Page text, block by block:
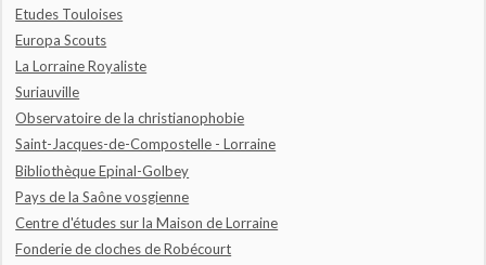
Etudes Touloises
Europa Scouts
La Lorraine Royaliste
Suriauville
Observatoire de la christianophobie
Saint-Jacques-de-Compostelle - Lorraine
Bibliothèque Epinal-Golbey
Pays de la Saône vosgienne
Centre d'études sur la Maison de Lorraine
Fonderie de cloches de Robécourt